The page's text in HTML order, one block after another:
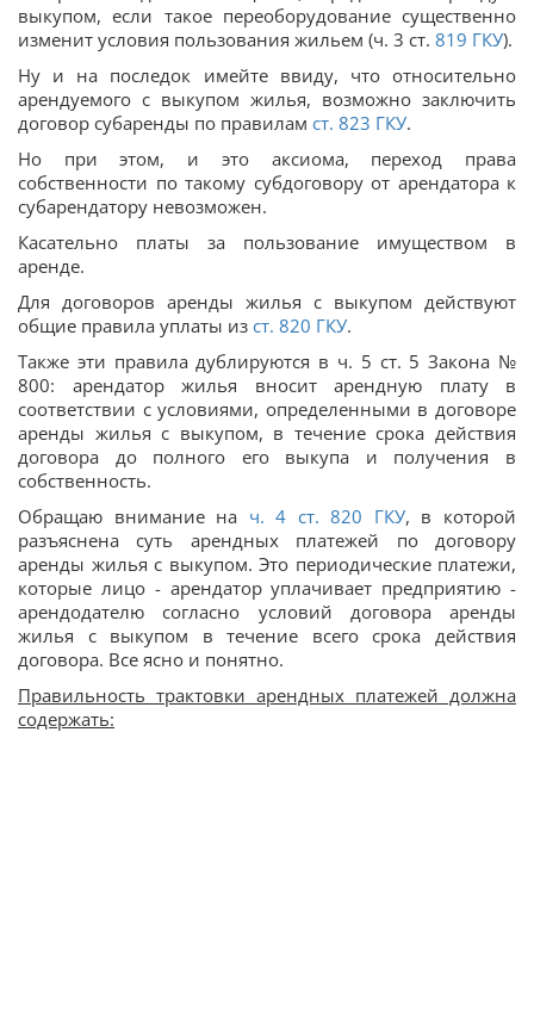
выкупом, если такое переоборудование существенно
изменит условия пользования жильем (ч. 3 ст. 819 ГКУ).
Ну и на последок имейте ввиду, что относительно
арендуемого с выкупом жилья, возможно заключить
договор субаренды по правилам ст. 823 ГКУ.
Но при этом, и это аксиома, переход права
собственности по такому субдоговору от арендатора к
субарендатору невозможен.
Касательно платы за пользование имуществом в
аренде.
Для договоров аренды жилья с выкупом действуют
общие правила уплаты из ст. 820 ГКУ.
Также эти правила дублируются в ч. 5 ст. 5 Закона №
800: арендатор жилья вносит арендную плату в
соответствии с условиями, определенными в договоре
аренды жилья с выкупом, в течение срока действия
договора до полного его выкупа и получения в
собственность.
Обращаю внимание на ч. 4 ст. 820 ГКУ, в которой
разъяснена суть арендных платежей по договору
аренды жилья с выкупом. Это периодические платежи,
которые лицо - арендатор уплачивает предприятию -
арендодателю согласно условий договора аренды
жилья с выкупом в течение всего срока действия
договора. Все ясно и понятно.
Правильность трактовки арендных платежей должна
содержать: